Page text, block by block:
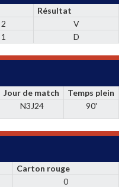
Résultat
2
V
1 D
Jour de match
Temps plein
N3J24 90'
Carton rouge
0